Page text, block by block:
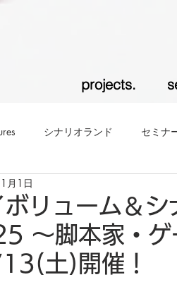
projects.
シナリオランド セミナ
ボリューム＆
～脚本家・ゲ
土)開催！
月1日